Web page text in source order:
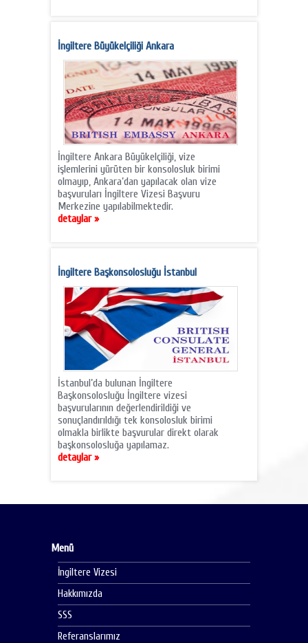
İngiltere Büyükelçiliği Ankara
İngiltere Ankara Büyükelçiliği, vize
işlemlerini yürüten bir konsolosluk birimi
olmayıp, Ankara’dan yapılacak olan vize
başvuruları İngiltere Vizesi Başvuru
Merkezine yapılabilmektedir.
detaylar »
İngiltere Başkonsolosluğu İstanbul
İstanbul’da bulunan İngiltere
Başkonsolosluğu İngiltere vizesi
başvurularının değerlendirildiği ve
sonuçlandırıldığı tek konsolosluk birimi
olmakla birlikte başvurular direkt olarak
başkonsolosluğa yapılamaz.
detaylar »
Menü
İngiltere Vizesi
Hakkımızda
SSS
Referanslarımız